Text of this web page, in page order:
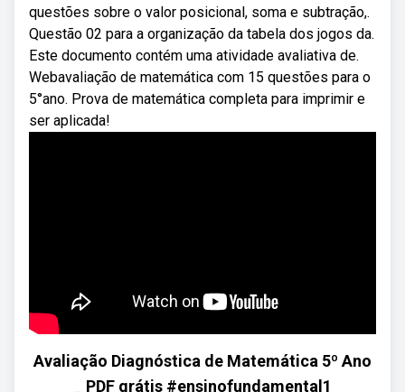
questões sobre o valor posicional, soma e subtração,.
Questão 02 para a organização da tabela dos jogos da.
Este documento contém uma atividade avaliativa de.
Webavaliação de matemática com 15 questões para o
5°ano. Prova de matemática completa para imprimir e
ser aplicada!
Avaliação Diagnóstica de Matemática 5º Ano
_ PDF grátis #ensinofundamental1